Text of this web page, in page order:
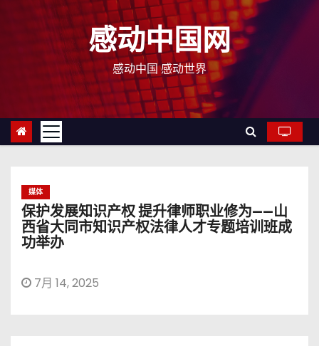
感动中国网
感动中国 感动世界
媒体
保护发展知识产权 提升律师职业修为——山
西省大同市知识产权法律人才专题培训班成
功举办
7月 14, 2025